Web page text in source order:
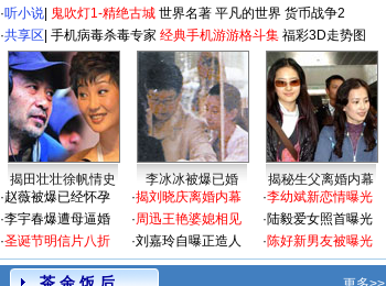
·听小说 鬼吹灯1-精绝古城 世界名著 平凡的世界 货币战争2
·共享区 手机病毒杀毒专家 经典手机游游格斗集 福彩3D走势图
揭田壮壮徐帆情史 李冰冰被爆已婚
揭秘生父离婚内幕
·赵薇被爆已经怀孕
·李宇春爆遭母逼婚
·圣诞节明信片八折
·揭刘晓庆离婚内幕
·周迅王艳婆媳相见
·刘嘉玲自曝正造人
·李幼斌新恋情曝光
·陆毅爱女照首曝光
·陈好新男友被曝光